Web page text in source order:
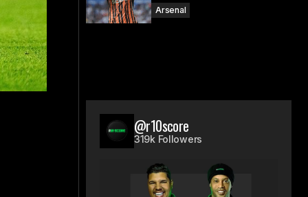
Arsenal
@r10score
319k Followers